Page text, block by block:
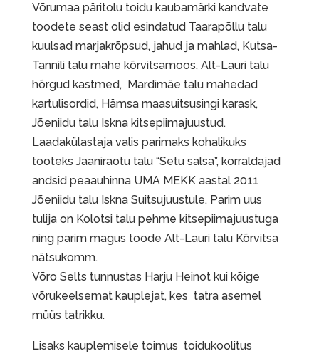
Võrumaa päritolu toidu kaubamärki kandvate
toodete seast olid esindatud Taarapõllu talu
kuulsad marjakrõpsud, jahud ja mahlad, Kutsa-
Tannili talu mahe kõrvitsamoos, Alt-Lauri talu
hõrgud kastmed, Mardimäe talu mahedad
kartulisordid, Hämsa maasuitsusingi karask,
Jõeniidu talu Iskna kitsepiimajuustud.
Laadakülastaja valis parimaks kohalikuks
tooteks Jaaniraotu talu “Setu salsa”, korraldajad
andsid peaauhinna UMA MEKK aastal 2011
Jõeniidu talu Iskna Suitsujuustule. Parim uus
tulija on Kolotsi talu pehme kitsepiimajuustuga
ning parim magus toode Alt-Lauri talu Kõrvitsa
nätsukomm.
Võro Selts tunnustas Harju Heinot kui kõige
võrukeelsemat kauplejat, kes tatra asemel
müüs tatrikku.
Lisaks kauplemisele toimus toidukoolitus